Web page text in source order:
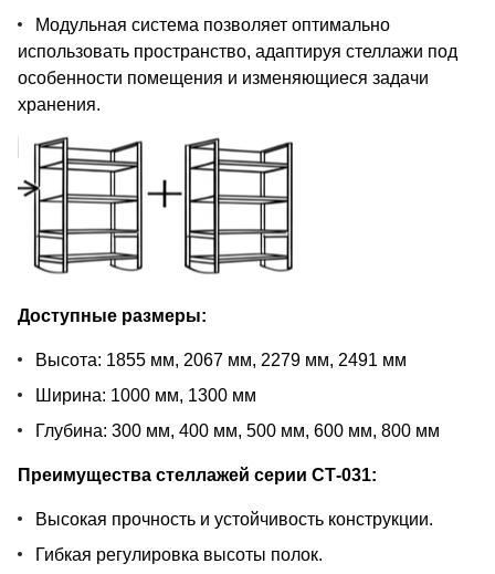
Модульная система позволяет оптимально
использовать пространство, адаптируя стеллажи под
особенности помещения и изменяющиеся задачи
хранения.
Доступные размеры:
Высота: 1855 мм, 2067 мм, 2279 мм, 2491 мм
Ширина: 1000 мм, 1300 мм
Глубина: 300 мм, 400 мм, 500 мм, 600 мм, 800 мм
Преимущества стеллажей серии СТ-031:
Высокая прочность и устойчивость конструкции.
Гибкая регулировка высоты полок.